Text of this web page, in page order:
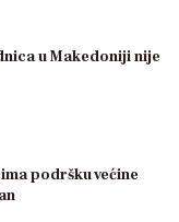
u Makedoniji nije
podršku većine